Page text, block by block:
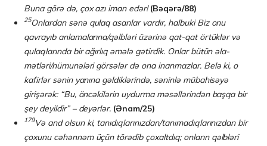
Buna görə də, çox azı iman edər!(Bəqərə/88)
25Onlardan sənə qulaq asanlar vardır, halbuki Biz onu
qavrayıb anlamalarına/qəlb­lə­­ri üzərinə qat-qat örtüklər və
qulaqlarında bir ağırlıq əmələ gətirdik. Onlar bütün əla­
mətləri/nümunələri görsələr də ona inanmazlar. Belə ki, o
kafirlər sənin yanına gəldiklə­rində, səninlə mübahi­sə­yə
girişərək: “Bu, öncəkilərin uydurma məsəllərindən başqa bir
şey deyildir” – de­yər­lər. (Ənam/25)
179Və and olsun ki, tanıdıqlarınızdan/tanımadıqlarınızdan bir
çoxunu cəhənnəm üçün törədib çoxaltdıq; onların qəlbləri